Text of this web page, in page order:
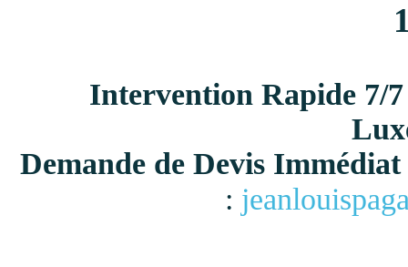
Intervention Rapide 7/
Demande de Devis
: